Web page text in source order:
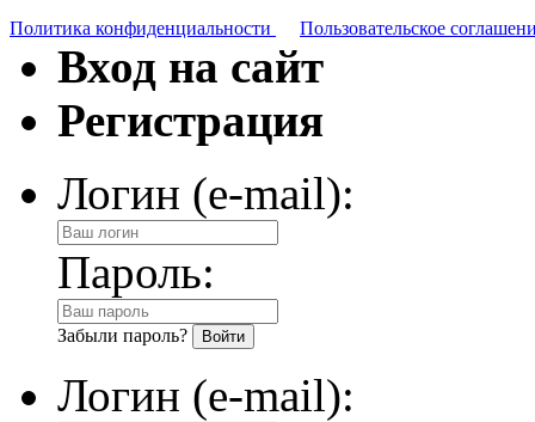
Политика конфиденциальности Пользовательское
Вход на сайт
Регистрация
Логин (e-mail):
Пароль:
Забыли пароль?
Логин (e-mail):